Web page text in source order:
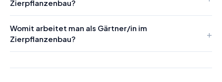
Zierpflanzenbau?
Womit arbeitet man als Gärtner/in im
Zierpflanzenbau?